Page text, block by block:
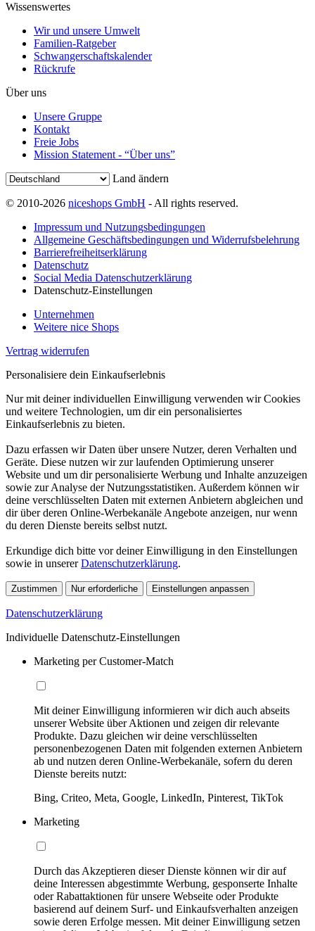
Wissenswertes
Wir und unsere Umwelt
Familien-Ratgeber
Schwangerschaftskalender
Rückrufe
Über uns
Unsere Gruppe
Kontakt
Freie Jobs
Mission Statement - “Über uns”
Land ändern
© 2010-2026 niceshops GmbH - All rights reserved.
Impressum und Nutzungsbedingungen
Allgemeine Geschäftsbedingungen und Widerrufsbelehrung
Barrierefreiheitserklärung
Datenschutz
Social Media Datenschutzerklärung
Datenschutz-Einstellungen
Unternehmen
Weitere nice Shops
Vertrag widerrufen
Personalisiere dein Einkaufserlebnis
Nur mit deiner individuellen Einwilligung verwenden wir Cookies
und weitere Technologien, um dir ein personalisiertes
Einkaufserlebnis zu bieten.
Dazu erfassen wir Daten über unsere Nutzer, deren Verhalten und
Geräte. Diese nutzen wir zur laufenden Optimierung unserer
Website und um dir personalisierte Werbung und Inhalte anzuzeigen
sowie zur Analyse der Nutzungsstatistiken. Außerdem können wir
deine verschlüsselten Daten mit externen Anbietern abgleichen und
dir über deren Online-Werbekanäle Angebote anzeigen, nur wenn
du deren Dienste bereits selbst nutzt.
Erkundige dich bitte vor deiner Einwilligung in den Einstellungen
sowie in unsererDatenschutzerklärung.
Zustimmen Nur erforderliche Einstellungen anpassen
Datenschutzerklärung
Individuelle Datenschutz-Einstellungen
Marketing per Customer-Match
Mit deiner Einwilligung informieren wir dich auch abseits
unserer Website über Aktionen und zeigen dir relevante
Produkte. Dazu gleichen wir deine verschlüsselten
personenbezogenen Daten mit folgenden externen Anbietern
ab und nutzen deren Online-Werbekanäle, sofern du deren
Dienste bereits nutzt:
Bing, Criteo, Meta, Google, LinkedIn, Pinterest, TikTok
Marketing
Durch das Akzeptieren dieser Dienste können wir dir auf
deine Interessen abgestimmte Werbung, gesponserte Inhalte
oder Rabattaktionen für unsere Webseite oder Produkte
basierend auf deinem Surf- und Einkaufsverhalten anzeigen
sowie deren Erfolge messen. Mit deiner Einwilligung setzen